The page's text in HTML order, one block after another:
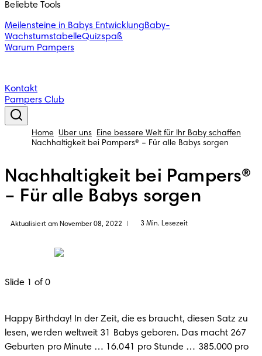
Beliebte Tools
Meilensteine in Babys EntwicklungBaby-
WachstumstabelleQuizspaß
Warum Pampers
Kontakt
Pampers Club
Home Über uns
Eine bessere Welt für Ihr Baby schaffen
Nachhaltigkeit bei Pampers® – Für alle Babys sorgen
Nachhaltigkeit bei Pampers®
– Für alle Babys sorgen
Aktualisiert am November 08, 2022 3 Min. Lesezeit
Slide 1 of 0
Happy Birthday! In der Zeit, die es braucht, diesen Satz zu
lesen, werden weltweit 31 Babys geboren. Das macht 267
Geburten pro Minute … 16.041 pro Stunde … 385.000 pro